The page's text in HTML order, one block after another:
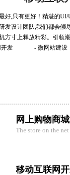
好,只有更好！精湛的
发设计团队,我们都会倾
方寸上释放精彩。引领
开发
- 微网站建设
网上购物商
The store on the
移动互联网